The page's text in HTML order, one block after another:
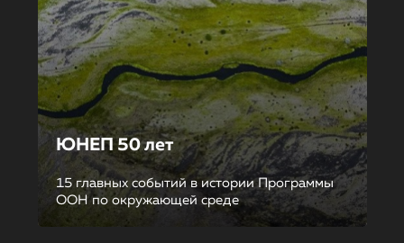
ЮНЕП 50 лет
15 главных событий в истории Программы
ООН по окружающей среде